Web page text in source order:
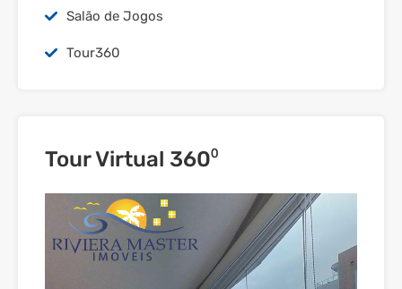
Salão de Jogos
Tour360
Tour Virtual 360⁰